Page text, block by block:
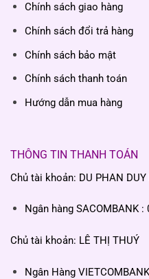
Chính sách giao hàng
Chính sách đổi trả hàng
Chính sách bảo mật
Chính sách thanh toán
Hướng dẫn mua hàng
THÔNG TIN THANH TOÁN
Chủ tài khoản: DU PHAN DUY
Ngân hàng SACOMBANK :
Chủ tài khoản: LÊ THỊ THUÝ
Ngân Hàng